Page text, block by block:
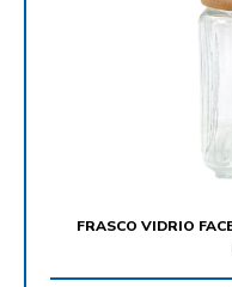
FRASCO VIDRIO